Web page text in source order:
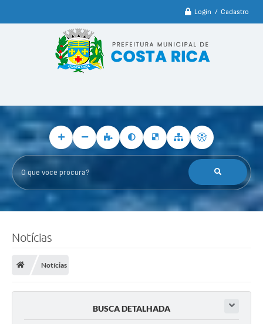
Login / Cadastro
O que voce procura?
Notícias
Notícias
BUSCA DETALHADA